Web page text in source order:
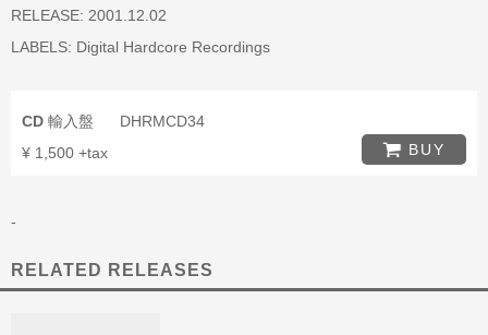
RELEASE: 2001.12.02
LABELS: Digital Hardcore Recordings
CD 輸入盤
DHRMCD34
¥ 1,500 +tax
BUY
-
RELATED RELEASES